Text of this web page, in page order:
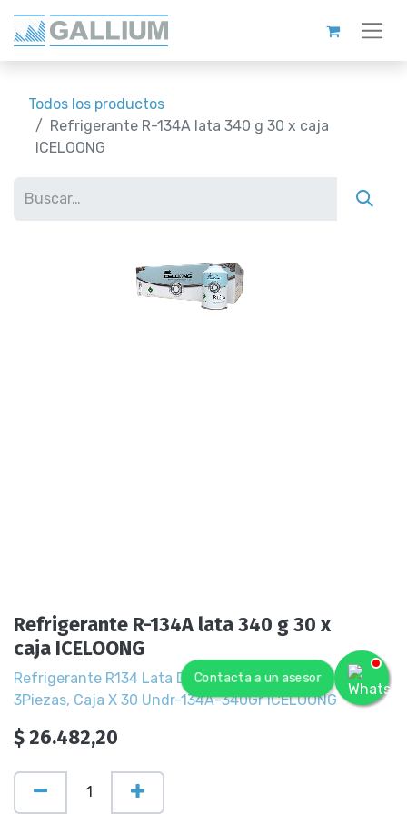
Todos los productos
Refrigerante R-134A lata 340 g 30 x caja
ICELOONG
Refrigerante R-134A lata 340 g 30 x
caja ICELOONG
Refrigerante R134 Lata De 340G Sin Valvula -
3Piezas, Caja X 30 Undr-134A-340Gr ICELOONG
$26.482,20
Contacta a un asesor